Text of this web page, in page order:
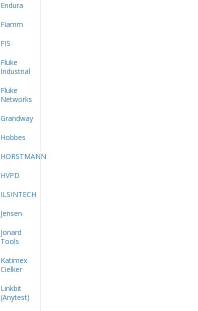
Endura
Fiamm
FIS
Fluke
Industrial
Fluke
Networks
Grandway
Hobbes
HORSTMANN
HVPD
ILSINTECH
Jensen
Jonard
Tools
Katimex
Cielker
Linkbit
(Anytest)